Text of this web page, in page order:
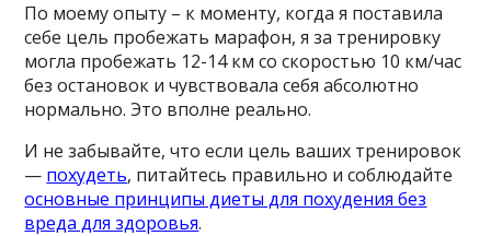
По моему опыту – к моменту, когда я поставила
себе цель пробежать марафон, я за тренировку
могла пробежать 12-14 км со скоростью 10 км/час
без остановок и чувствовала себя абсолютно
нормально. Это вполне реально.
И не забывайте, что если цель ваших тренировок
— похудеть, питайтесь правильно и соблюдайте
основные принципы диеты для похудения без
вреда для здоровья.